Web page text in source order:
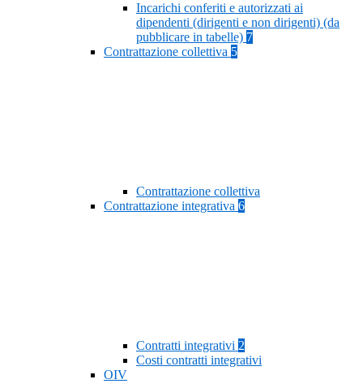
Incarichi conferiti e autorizzati ai
dipendenti (dirigenti e non dirigenti) (da
pubblicare in tabelle) 7
Contrattazione collettiva 5
Contrattazione collettiva
Contrattazione integrativa 6
Contratti integrativi 2
Costi contratti integrativi
OIV